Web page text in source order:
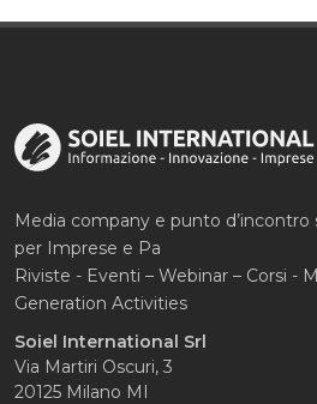
Media company e punto d’incontro
per Imprese e Pa
Riviste - Eventi – Webinar – Corsi -
Generation Activities
Soiel International Srl
Via Martiri Oscuri, 3
20125 Milano MI